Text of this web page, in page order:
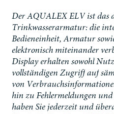
Der AQUALEX EL V ist das
Trinkwasserarmatur: die int
Bedieneinheit, Armatur sowi
elektronisch miteinander ver
Display erhalten sowohl Nutz
vollständigen Zugriff auf sä
von Verbrauchsinformatione
hin zu Fehlermeldungen und
haben Sie jederzeit und über